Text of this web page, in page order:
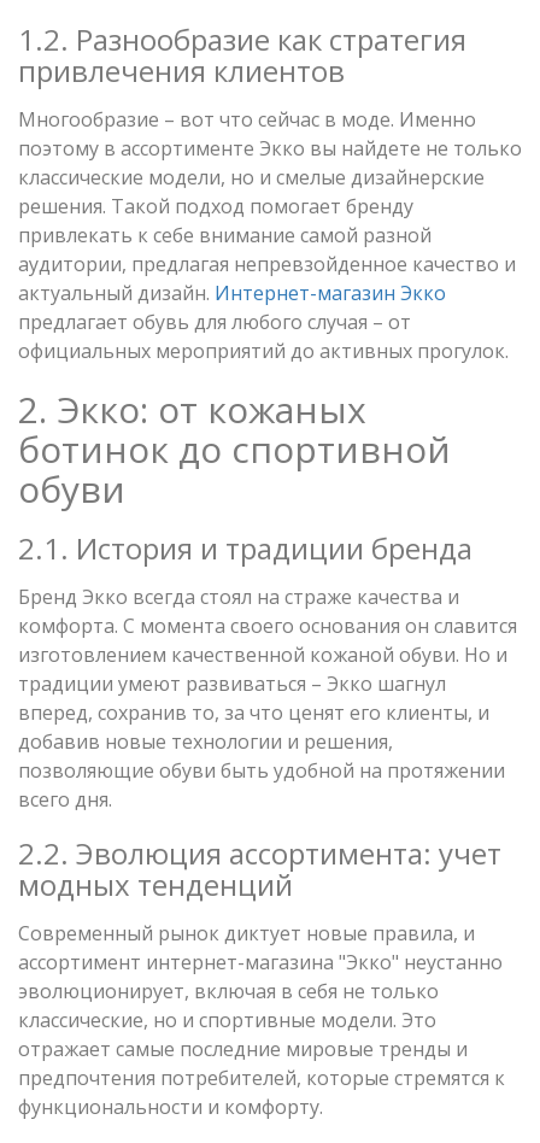
1.2. Разнообразие как стратегия
привлечения клиентов
Многообразие – вот что сейчас в моде. Именно
поэтому в ассортименте Экко вы найдете не только
классические модели, но и смелые дизайнерские
решения. Такой подход помогает бренду
привлекать к себе внимание самой разной
аудитории, предлагая непревзойденное качество и
актуальный дизайн. Интернет-магазин Экко
предлагает обувь для любого случая – от
официальных мероприятий до активных прогулок.
2. Экко: от кожаных
ботинок до спортивной
обуви
2.1. История и традиции бренда
Бренд Экко всегда стоял на страже качества и
комфорта. С момента своего основания он славится
изготовлением качественной кожаной обуви. Но и
традиции умеют развиваться – Экко шагнул
вперед, сохранив то, за что ценят его клиенты, и
добавив новые технологии и решения,
позволяющие обуви быть удобной на протяжении
всего дня.
2.2. Эволюция ассортимента: учет
модных тенденций
Современный рынок диктует новые правила, и
ассортимент интернет-магазина "Экко" неустанно
эволюционирует, включая в себя не только
классические, но и спортивные модели. Это
отражает самые последние мировые тренды и
предпочтения потребителей, которые стремятся к
функциональности и комфорту.